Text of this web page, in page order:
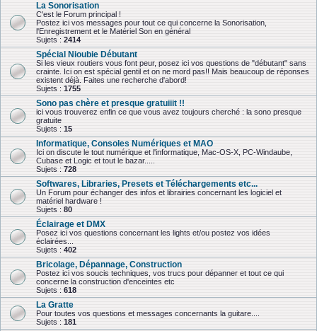
La Sonorisation
C'est le Forum principal !
Postez ici vos messages pour tout ce qui concerne la Sonorisation,
l'Enregistrement et le Matériel Son en général
Sujets : 2414
Spécial Nioubie Débutant
Si les vieux routiers vous font peur, posez ici vos questions de "débutant" sans
crainte. Ici on est spécial gentil et on ne mord pas!! Mais beaucoup de réponses
existent déjà. Faites une recherche d'abord!
Sujets : 1755
Sono pas chère et presque gratuiiit !!
ici vous trouverez enfin ce que vous avez toujours cherché : la sono presque
gratuite
Sujets : 15
Informatique, Consoles Numériques et MAO
Ici on discute le tout numérique et l'informatique, Mac-OS-X, PC-Windaube,
Cubase et Logic et tout le bazar.....
Sujets : 728
Softwares, Libraries, Presets et Téléchargements etc...
Un Forum pour échanger des infos et librairies concernant les logiciel et
matériel hardware !
Sujets : 80
Éclairage et DMX
Posez ici vos questions concernant les lights et/ou postez vos idées
éclairées...
Sujets : 402
Bricolage, Dépannage, Construction
Postez ici vos soucis techniques, vos trucs pour dépanner et tout ce qui
concerne la construction d'enceintes etc
Sujets : 618
La Gratte
Pour toutes vos questions et messages concernants la guitare....
Sujets : 181